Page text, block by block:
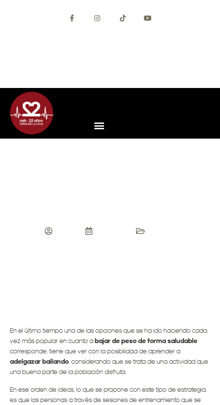
En el último tiempo una de las opciones que se ha ido haciendo cada
vez más popular en cuanto abajar de peso de forma saludable
corresponde, tiene que ver con la posibilidad de aprender a
adelgazar bailando, considerando que se trata de una actividad que
una buena parte de la población disfruta.
En ese orden de ideas, lo que se propone con este tipo de estrategia,
es que las personas a través de sesiones de entrenamiento que se